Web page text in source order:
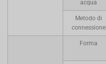
acqua
Metodo di
connessione
Forma